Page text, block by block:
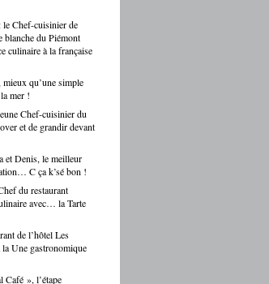
Chef-cuisinier de
blanche du Piémont
culinaire à la française
qu’une simple
mer !
Chef-cuisinier du
et de grandir devant
et Denis, le meilleur
C ça k’sé bon !
du restaurant
avec… la Tarte
de l’hôtel Les
Une gastronomique
», l’étape